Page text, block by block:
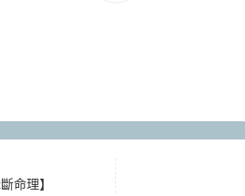
命理】